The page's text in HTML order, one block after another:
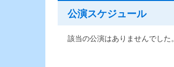
公演スケジュール
該当の公演はありませんでした。